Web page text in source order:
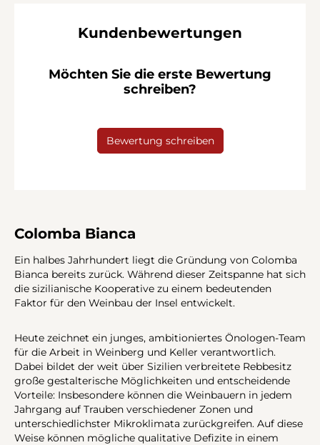
Kundenbewertungen
Möchten Sie die erste Bewertung
schreiben?
Bewertung schreiben
Colomba Bianca
Ein halbes Jahrhundert liegt die Gründung von Colomba
Bianca bereits zurück. Während dieser Zeitspanne hat sich
die sizilianische Kooperative zu einem bedeutenden
Faktor für den Weinbau der Insel entwickelt.
Heute zeichnet ein junges, ambitioniertes Önologen-Team
für die Arbeit in Weinberg und Keller verantwortlich.
Dabei bildet der weit über Sizilien verbreitete Rebbesitz
große gestalterische Möglichkeiten und entscheidende
Vorteile: Insbesondere können die Weinbauern in jedem
Jahrgang auf Trauben verschiedener Zonen und
unterschiedlichster Mikroklimata zurückgreifen. Auf diese
Weise können mögliche qualitative Defizite in einem